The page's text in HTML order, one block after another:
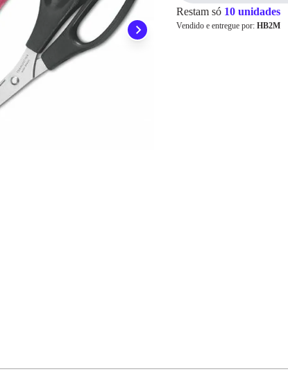
Cartão de
Restam só 10 unidades
Vendido e entregue por: HB2M